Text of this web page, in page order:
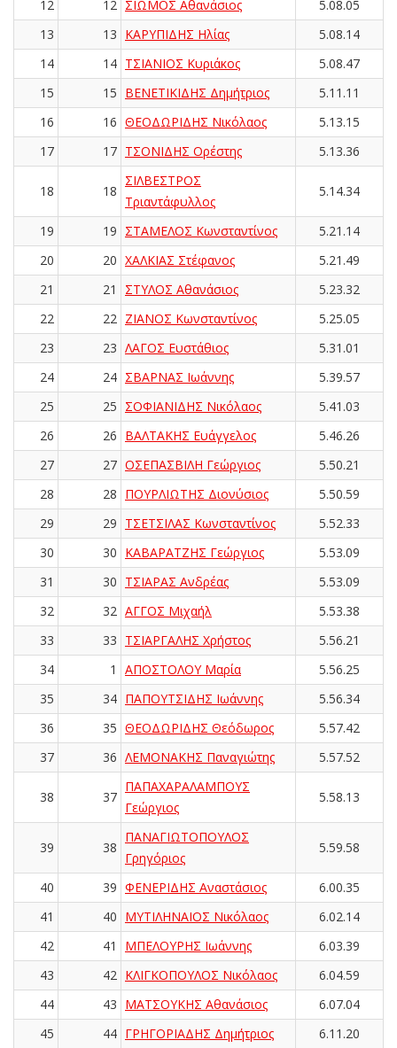
12
12 ΣΙΩΜΟΣ Αθανάσιος
5.08.05
13
13 ΚΑΡΥΠΙΔΗΣ Ηλίας
5.08.14
14
14 ΤΣΙΑΝΙΟΣ Κυριάκος
5.08.47
15
15 ΒΕΝΕΤΙΚΙΔΗΣ Δημήτριος
5.11.11
16
16 ΘΕΟΔΩΡΙΔΗΣ Νικόλαος
5.13.15
17
17 ΤΣΟΝΙΔΗΣ Ορέστης 5.13.36
18 18
ΣΙΛΒΕΣΤΡΟΣ
Τριαντάφυλλος
5.14.34
19 19 ΣΤΑΜΕΛΟΣ Κωνσταντίνος
5.21.14
20
20 ΧΑΛΚΙΑΣ Στέφανος
5.21.49
21
21 ΣΤΥΛΟΣ Αθανάσιος
5.23.32
22
22 ΖΙΑΝΟΣ Κωνσταντίνος
5.25.05
23
23 ΛΑΓΟΣ Ευστάθιος
5.31.01
24
24 ΣΒΑΡΝΑΣ Ιωάννης
5.39.57
25
25 ΣΟΦΙΑΝΙΔΗΣ Νικόλαος
5.41.03
26
26 ΒΑΛΤΑΚΗΣ Ευάγγελος
5.46.26
27
27 ΟΣΕΠΑΣΒΙΛΗ Γεώργιος
5.50.21
28
28 ΠΟΥΡΛΙΩΤΗΣ Διονύσιος
5.50.59
29
29 ΤΣΕΤΣΙΛΑΣ Κωνσταντίνος
5.52.33
30
30 ΚΑΒΑΡΑΤΖΗΣ Γεώργιος
5.53.09
31
30 ΤΣΙΑΡΑΣ Ανδρέας
5.53.09
32
32 ΑΓΓΟΣ Μιχαήλ
5.53.38
33
33 ΤΣΙΑΡΓΑΛΗΣ Χρήστος
5.56.21
34
1 ΑΠΟΣΤΟΛΟΥ Μαρία
5.56.25
35
34 ΠΑΠΟΥΤΣΙΔΗΣ Ιωάννης
5.56.34
36
35 ΘΕΟΔΩΡΙΔΗΣ Θεόδωρος
5.57.42
37
36 ΛΕΜΟΝΑΚΗΣ Παναγιώτης 5.57.52
38 37
ΠΑΠΑΧΑΡΑΛΑΜΠΟΥΣ
Γεώργιος
5.58.13
39 38
ΠΑΝΑΓΙΩΤΟΠΟΥΛΟΣ
Γρηγόριος
5.59.58
40 39 ΦΕΝΕΡΙΔΗΣ Αναστάσιος
6.00.35
41
40 ΜΥΤΙΛΗΝΑΙΟΣ Νικόλαος
6.02.14
42
41 ΜΠΕΛΟΥΡΗΣ Ιωάννης
6.03.39
43
42 ΚΛΙΓΚΟΠΟΥΛΟΣ Νικόλαος
6.04.59
44
43 ΜΑΤΣΟΥΚΗΣ Αθανάσιος
6.07.04
45
44 ΓΡΗΓΟΡΙΑΔΗΣ Δημήτριος 6.11.20